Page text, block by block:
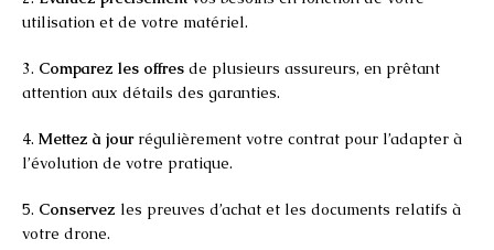
utilisation et de votre matériel.
3. Comparez les offres de plusieurs assureurs, en prêtant
attention aux détails des garanties.
4. Mettez à jourrégulièrement votre contrat pour l’adapter à
l’évolution de votre pratique.
5. Conservez les preuves d’achat et les documents relatifs à
votre drone.